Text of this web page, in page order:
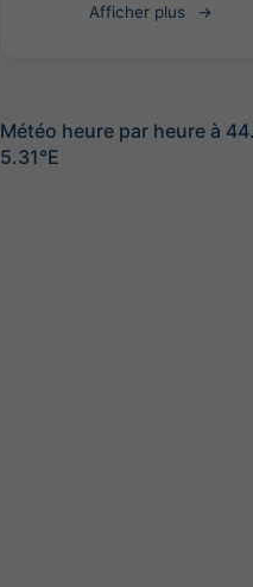
Afficher plus
Météo heure par heure à
5.31°E